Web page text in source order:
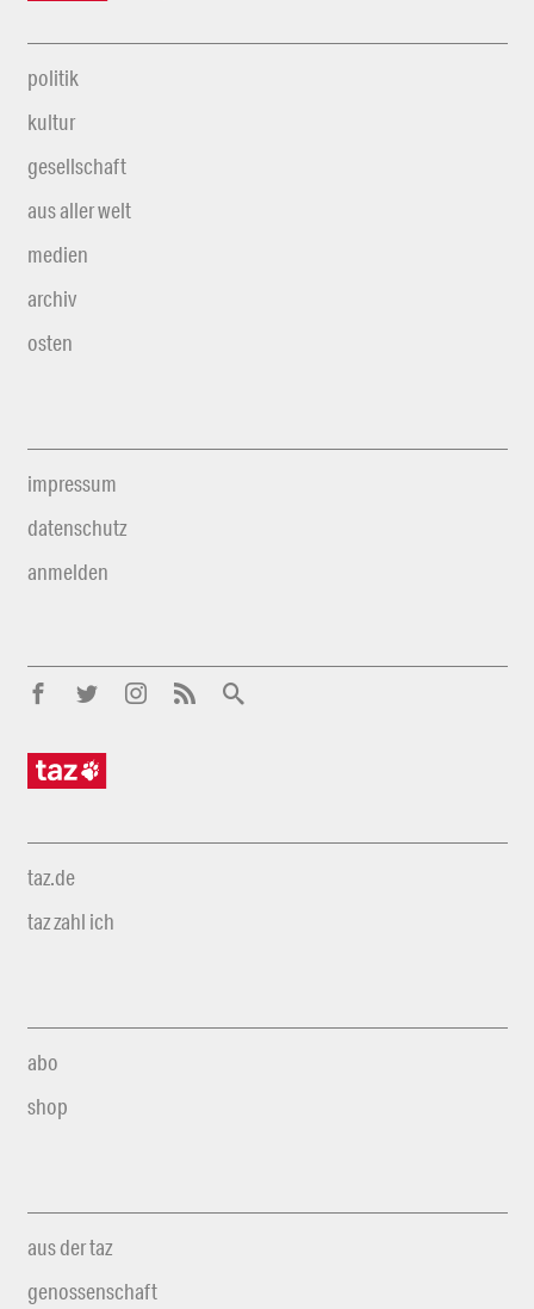
politik
kultur
gesellschaft
aus aller welt
medien
archiv
osten
impressum
datenschutz
anmelden
taz.de
taz zahl ich
abo
shop
aus der taz
genossenschaft